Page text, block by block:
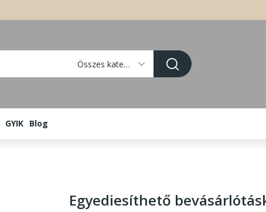
Összes kategória
GYIK Blog
Egyediesíthető